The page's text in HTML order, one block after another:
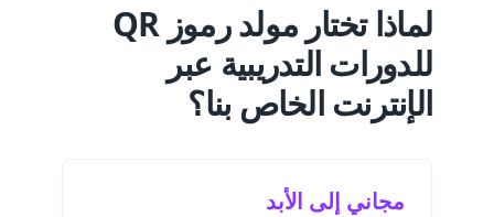
لماذا تختار مولد رموز QR
للدورات التدريبية عبر
الإنترنت الخاص بنا؟
مجاني إلى الأبد